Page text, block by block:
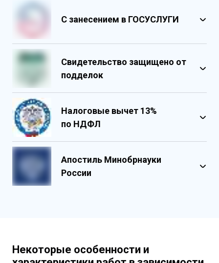
С занесением в ГОСУСЛУГИ
Свидетельство защищено от
подделок
защиты
Государственными реестровыми
элементы защиты
Налоговые вычет 13%
по НДФЛ
Апостиль Минобрнауки
России
Некоторые особенности и